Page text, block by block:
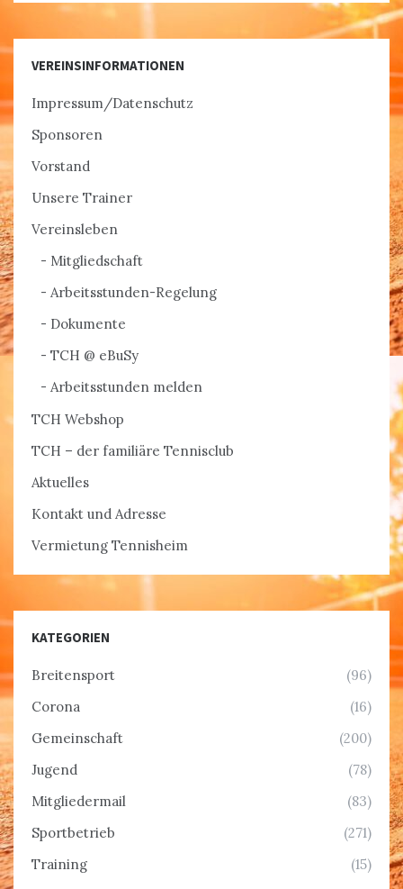
VEREINSINFORMATIONEN
Impressum/Datenschutz
Sponsoren
Vorstand
Unsere Trainer
Vereinsleben
Mitgliedschaft
Arbeitsstunden-Regelung
Dokumente
TCH @ eBuSy
Arbeitsstunden melden
TCH Webshop
TCH – der familiäre Tennisclub
Aktuelles
Kontakt und Adresse
Vermietung Tennisheim
KATEGORIEN
Breitensport
(96)
Corona
(16)
Gemeinschaft
(200)
Jugend
(78)
Mitgliedermail
(83)
Sportbetrieb
(271)
Training
(15)